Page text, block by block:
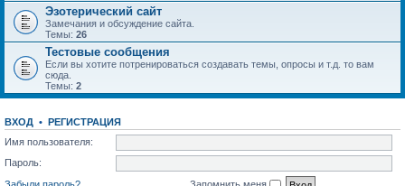
Эзотерический сайт
Замечания и обсуждение сайта.
Темы: 26
Тестовые сообщения
Если вы хотите потренироваться создавать темы, опросы и т.д. то вам
сюда.
Темы: 2
ВХОД • РЕГИСТРАЦИЯ
Имя пользователя:
Пароль: